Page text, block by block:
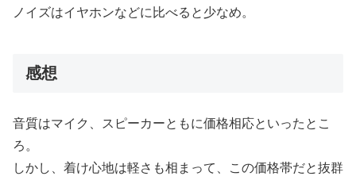
ノイズはイヤホンなどに比べると少なめ。
感想
音質はマイク、スピーカーともに価格相応といったとこ
ろ。
しかし、着け心地は軽さも相まって、この価格帯だと抜群